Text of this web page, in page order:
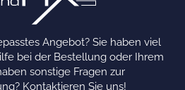
Angebot? Sie haben viel
bei der Bestellung oder Ihrem
sonstige Fragen zur
Kontaktieren Sie uns!